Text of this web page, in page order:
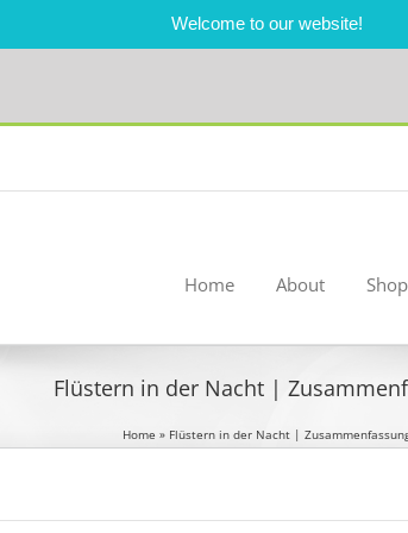
Welcome to our website!
Home About Shop
Flüstern in der Nacht |
Home » Flüstern in der Nacht |